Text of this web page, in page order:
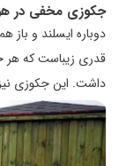
جکوزی مخفی در
دوباره ایسلند و
قدری زیباست که هر
داشت. این جکوزی